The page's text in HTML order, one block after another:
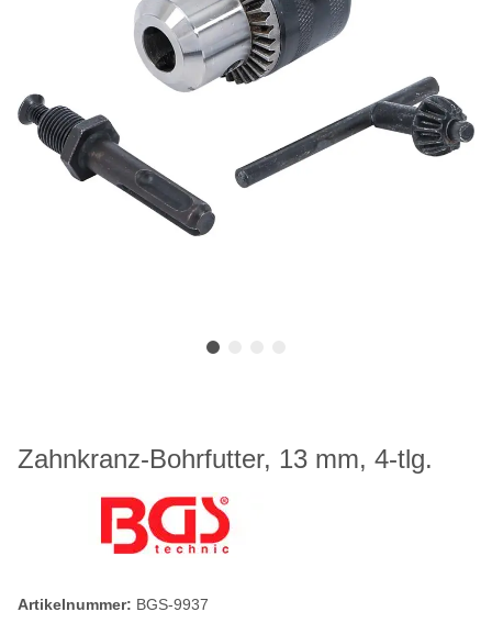
Zahnkranz-Bohrfutter, 13 mm, 4-tlg.
Artikelnummer: BGS-9937